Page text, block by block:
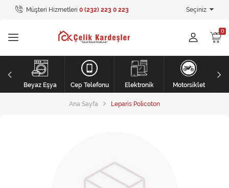
Müşteri Hizmetleri 0 (232) 223 0 223 Seçiniz
Tüm Kategoriler
Ev Tekstili
GİYİM
Kişisel Bakım
Mobilya
Beyaz Eşya
Beyaz Eşya
Cep Telefonu Elektronik Motorsiklet
Ana Sayfa Leparis Policoton